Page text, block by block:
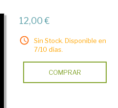
12,00 €
Sin Stock. Disponible en
7/10 días.
COMPRAR